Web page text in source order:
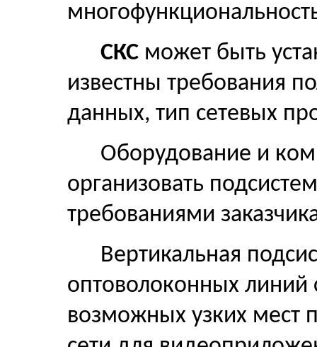
СКС может быть
известны требования
данных, тип сетевых
Оборудование и
организовать
требованиями
Вертикальная
оптоволоконных линий
возможных узких мест